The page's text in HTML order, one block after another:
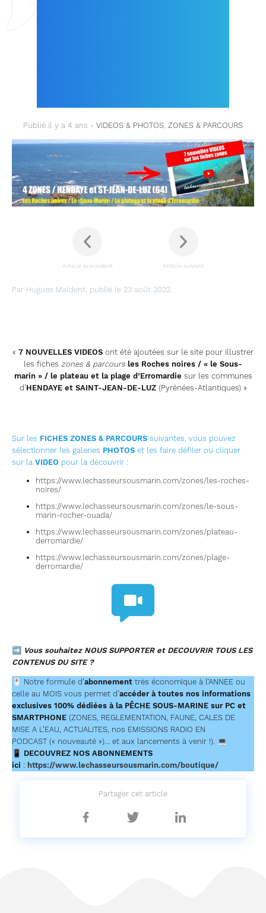
Publié il y a 4 ans - VIDEOS & PHOTOS, ZONES & PARCOURS
Article précédent Article suivant
Par Hugues Maldent, publié le 23 août 2022.
« 7 NOUVELLES VIDEOS ont été ajoutées sur le site pour illustrer
les fiches zones & parcours les Roches noires / « le Sous-
marin » / le plateau et la plage d’Erromardie sur les communes
d’HENDAYE et SAINT-JEAN-DE-LUZ (Pyrénées-Atlantiques) »
Sur les FICHES ZONES & PARCOURS suivantes, vous pouvez
sélectionner les galeries PHOTOS et les faire défiler ou cliquer
sur la VIDEO pour la découvrir :
https://www.lechasseursousmarin.com/zones/les-roches-
noires/
https://www.lechasseursousmarin.com/zones/le-sous-
marin-rocher-ouada/
https://www.lechasseursousmarin.com/zones/plateau-
derromardie/
https://www.lechasseursousmarin.com/zones/plage-
derromardie/
➡ Vous souhaitez NOUS SUPPORTER et DECOUVRIR TOUS LES
CONTENUS DU SITE ?
🖱 Notre formule d’abonnement très économique à l’ANNEE ou
celle au MOIS vous permet d’accéder à toutes nos informations
exclusives 100% dédiées à la PÊCHE SOUS-MARINE sur PC et
SMARTPHONE (ZONES, REGLEMENTATION, FAUNE, CALES DE
MISE A L’EAU, ACTUALITES, nos EMISSIONS RADIO EN
PODCAST (« nouveauté »)… et aux lancements à venir !). 💻
📱 DECOUVREZ NOS ABONNEMENTS
ici : https://www.lechasseursousmarin.com/boutique/
Partager cet article
Partager
Partager
Partager
sur